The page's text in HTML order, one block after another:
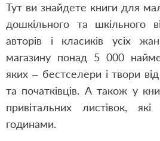
Тут ви знайдете книги для
дошкільного та шкільного
авторів і класиків усіх
магазину понад 5 000
яких – бестселери і твори
та початківців. А також у
привітальних листівок,
годинами.